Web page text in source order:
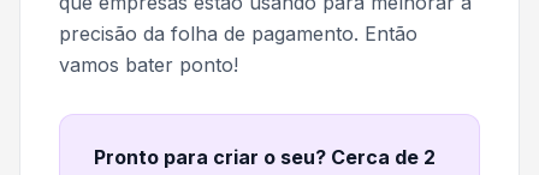
precisão da folha de pagamento. Então
vamos bater ponto!
Pronto para criar o seu? Cerca de 2